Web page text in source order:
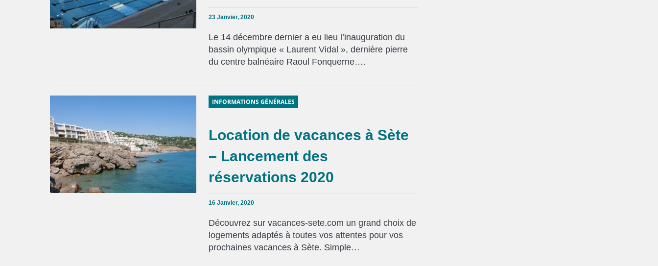
23 Janvier, 2020
Le 14 décembre dernier a eu lieu l’inauguration du
bassin olympique « Laurent Vidal », dernière pierre
du centre balnéaire Raoul Fonquerne….
INFORMATIONS GÉNÉRALES
Location de vacances à Sète
– Lancement des
réservations 2020
16 Janvier, 2020
Découvrez sur vacances-sete.com un grand choix de
logements adaptés à toutes vos attentes pour vos
prochaines vacances à Sète. Simple…